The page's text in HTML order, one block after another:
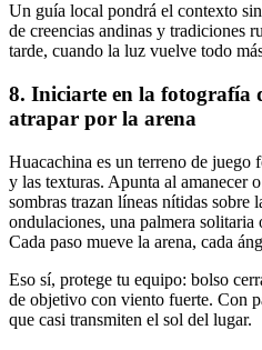
Un guía local pondrá el contexto
de creencias andinas y tradiciones
tarde, cuando la luz vuelve todo
8. Iniciarte en la fotografía
atrapar por la arena
Huacachina es un terreno de juego
y las texturas. Apunta al amanecer
sombras trazan líneas nítidas sobre
ondulaciones, una palmera solitaria
Cada paso mueve la arena, cada
Eso sí, protege tu equipo: bolso
de objetivo con viento fuerte. Con
que casi transmiten el sol del lugar.